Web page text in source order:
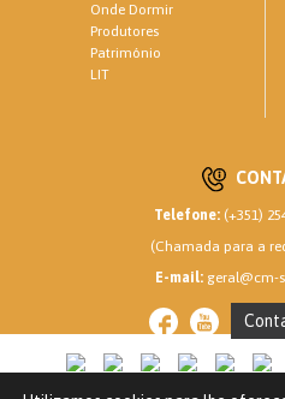
Onde Dormir
Produtores
Património
LIT
Telefone:(+351)
(Chamada para a
E-mail:geral@cm-